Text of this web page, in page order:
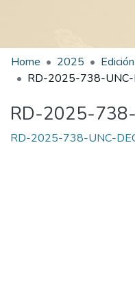
Home 2025
RD-2025-
RD-2025-738-UNC-